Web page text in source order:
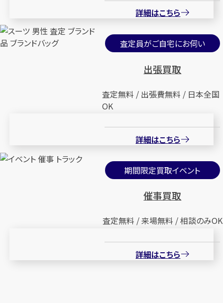
詳細はこちら
査定員がご自宅にお伺い
出張買取
査定無料 / 出張費無料 / 日本全国
OK
詳細はこちら
期間限定買取イベント
催事買取
査定無料 / 来場無料 / 相談のみOK
詳細はこちら